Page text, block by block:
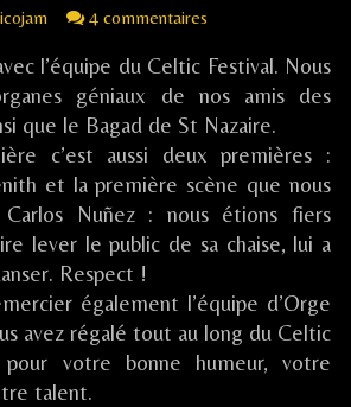
4 commentaires
Festival
/
Nantes
l’équipe du Celtic Festival. Nous
géniaux de nos amis des
que le Bagad de St Nazaire.
c’est aussi deux premières :
et la première scène que nous
Carlos Nuñez : nous étions fiers
lever le public de sa chaise, lui a
Respect !
également l’équipe d’Orge
avez régalé tout au long du Celtic
votre bonne humeur, votre
talent.